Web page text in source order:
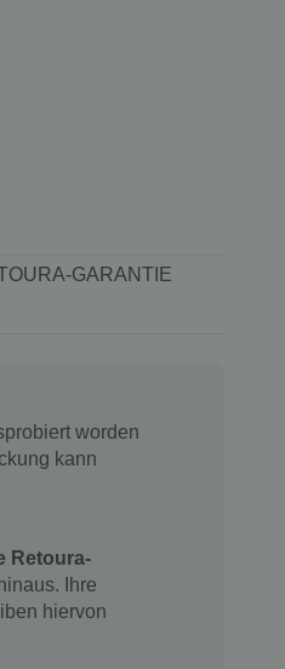
GARANTIE
worden
kann
Retoura-
Ihre
hiervon